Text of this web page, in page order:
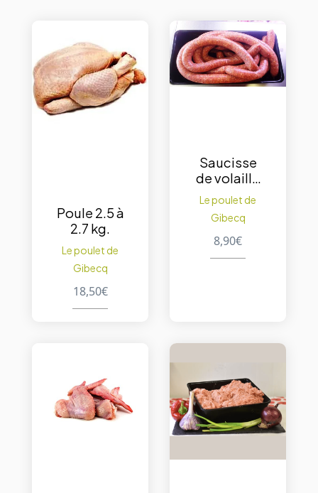
Poule 2.5 à
2.7 kg.
Le poulet de
Gibecq
18,50€
Saucisse
de volaille
+/- 500 g.
Le poulet de
Gibecq
8,90€